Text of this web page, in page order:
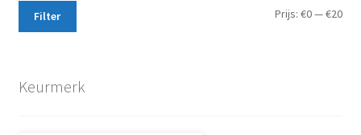
Min.
Filter Prijs:€0—€20
Keurmerk